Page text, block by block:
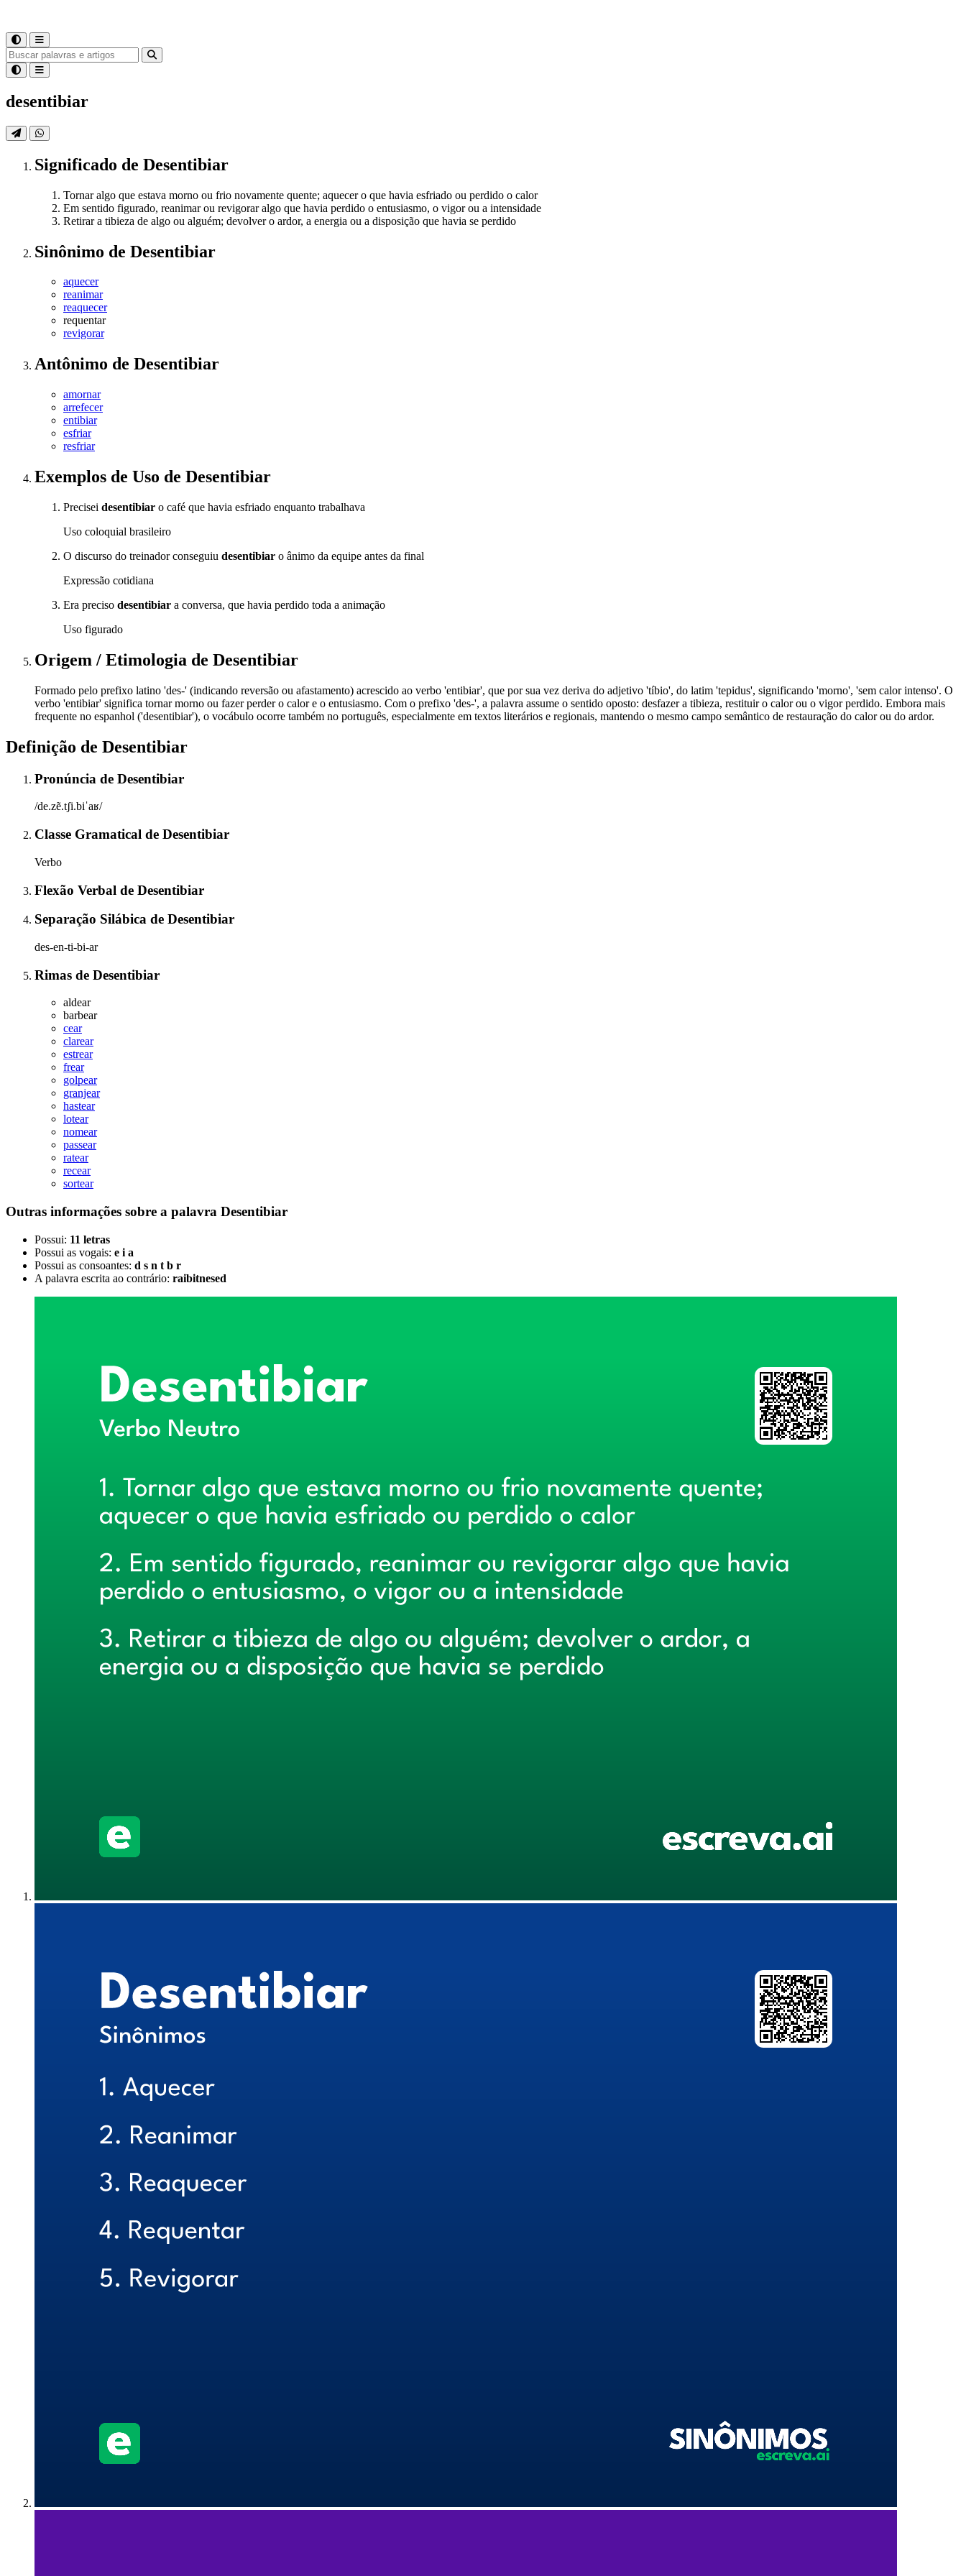
desentibiar
Significado de Desentibiar
Tornar algo que estava morno ou frio novamente quente; aquecer o que havia esfriado ou perdido o calor
Em sentido figurado, reanimar ou revigorar algo que havia perdido o entusiasmo, o vigor ou a intensidade
Retirar a tibieza de algo ou alguém; devolver o ardor, a energia ou a disposição que havia se perdido
Sinônimo de Desentibiar
aquecer
reanimar
reaquecer
requentar
revigorar
Antônimo de Desentibiar
amornar
arrefecer
entibiar
esfriar
resfriar
Exemplos de Uso de Desentibiar
Precisei desentibiar o café que havia esfriado enquanto trabalhava
Uso coloquial brasileiro
O discurso do treinador conseguiu desentibiar o ânimo da equipe antes da final
Expressão cotidiana
Era preciso desentibiar a conversa, que havia perdido toda a animação
Uso figurado
Origem / Etimologia de Desentibiar
Formado pelo prefixo latino 'des-' (indicando reversão ou afastamento) acrescido ao verbo 'entibiar', que por sua vez deriva do adjetivo 'tíbio', do latim 'tepidus', significando 'morno', 'sem calor intenso'. O
verbo 'entibiar' significa tornar morno ou fazer perder o calor e o entusiasmo. Com o prefixo 'des-', a palavra assume o sentido oposto: desfazer a tibieza, restituir o calor ou o vigor perdido. Embora mais
frequente no espanhol ('desentibiar'), o vocábulo ocorre também no português, especialmente em textos literários e regionais, mantendo o mesmo campo semântico de restauração do calor ou do ardor.
Definição de Desentibiar
Pronúncia de Desentibiar
/de.zẽ.tʃi.biˈaʁ/
Classe Gramatical de Desentibiar
Verbo
Flexão Verbal de Desentibiar
Separação Silábica de Desentibiar
des-en-ti-bi-ar
Rimas de Desentibiar
aldear
barbear
cear
clarear
estrear
frear
golpear
granjear
hastear
lotear
nomear
passear
ratear
recear
sortear
Outras informações sobre a palavra Desentibiar
Possui: 11 letras
Possui as vogais: e i a
Possui as consoantes: d s n t b r
A palavra escrita ao contrário: raibitnesed